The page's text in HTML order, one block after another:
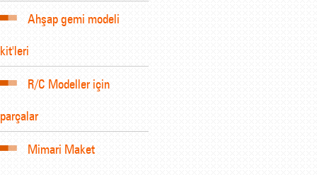
Ahşap gemi modeli
kit'leri
R/C Modeller için
parçalar
Mimari Maket